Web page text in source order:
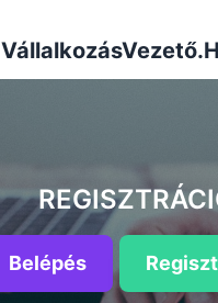
Belépés